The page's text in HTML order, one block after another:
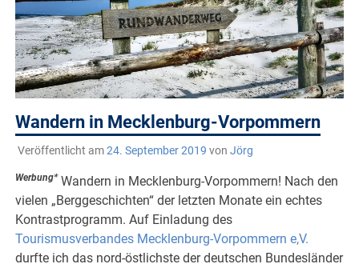
Wandern in Mecklenburg-Vorpommern
Veröffentlicht am24. September 2019 von Jörg
Werbung* Wandern in Mecklenburg-Vorpommern! Nach den
vielen „Berggeschichten“ der letzten Monate ein echtes
Kontrastprogramm. Auf Einladung des
Tourismusverbandes Mecklenburg-Vorpommern e,V.
durfte ich das nord-östlichste der deutschen Bundesländer